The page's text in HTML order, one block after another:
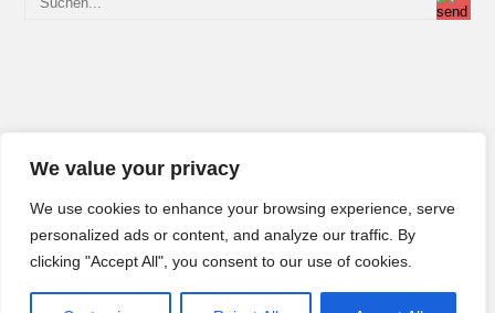
We value your privacy
We use cookies to enhance your browsing experience, serve
personalized ads or content, and analyze our traffic. By
clicking "Accept All", you consent to our use of cookies.